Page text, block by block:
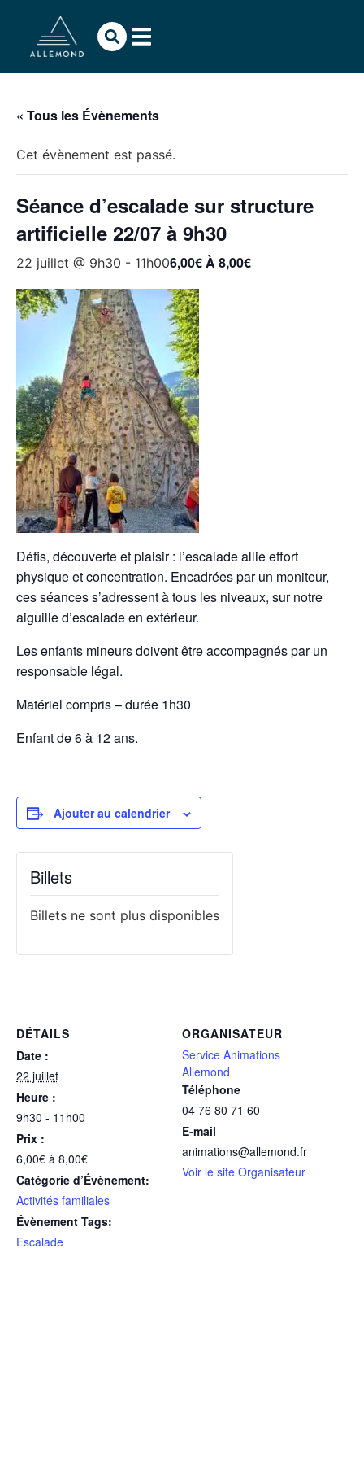
« Tous les Évènements
Cet évènement est passé.
Séance d’escalade sur structure
artificielle 22/07 à 9h30
22 juillet @ 9h30 - 11h006,00€ À 8,00€
Défis, découverte et plaisir : l’escalade allie effort
physique et concentration. Encadrées par un moniteur,
ces séances s’adressent à tous les niveaux, sur notre
aiguille d’escalade en extérieur.
Les enfants mineurs doivent être accompagnés par un
responsable légal.
Matériel compris – durée 1h30
Enfant de 6 à 12 ans.
Ajouter au calendrier
DÉTAILS
Date :
22 juillet
Heure :
9h30 - 11h00
Prix :
6,00€ à 8,00€
Catégorie d’Évènement:
Activités familiales
Évènement Tags:
Escalade
ORGANISATEUR
Service Animations
Allemond
Téléphone
04 76 80 71 60
E-mail
animations@allemond.fr
Voir le site Organisateur
Billets
Billets ne sont plus disponibles